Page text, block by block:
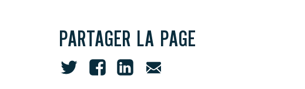
PARTAGER LA PAGE